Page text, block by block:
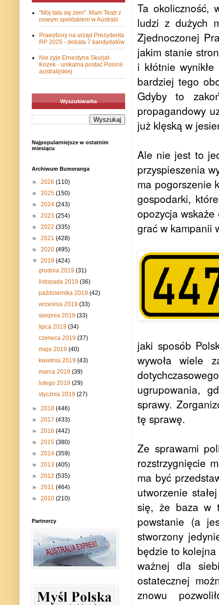
Ta okoliczność,
ludzi z dużych
Zjednoczonej
jakim stanie
i kłótnie
bardziej tego
Gdyby to
propagandowy
już klęską w
Ale nie jest to
przyspieszenia
ma pogorszenie
gospodarki,
opozycja
grać w kampanii
jaki sposób
wywoła wiele
ugrupowania,
sprawy.
tę sprawę.
Ze sprawami
rozstrzygnięcie
ma być
utworzenie
się, że baza w
powstanie (a
stworzony
będzie to
ważnej dla
ostatecznej
znowu
"Mój tata się żeni". Mam Teatr z
nowym spektaklem w Australii
Prawybory na urząd Prezydenta
RP 2025 - debata 7 kandydatów
Nie żyje Ernestyna Skurjat-
Kozek - unikalna postać Polonii
australijskiej
Wyszukiwarka
Najpopularniejsze w ostatnim
miesiącu
Archiwum Bumeranga
► 2026 (110)
► 2025 (150)
► 2024 (243)
► 2023 (254)
► 2022 (335)
► 2021 (428)
► 2020 (495)
▼ 2019 (424)
grudnia 2019(31)
listopada 2019(36)
października 2019(42)
września 2019(33)
sierpnia 2019(33)
lipca 2019(34)
czerwca 2019(37)
maja 2019(40)
kwietnia 2019(43)
marca 2019(39)
lutego 2019(29)
stycznia 2019(27)
► 2018 (446)
► 2017 (433)
► 2016 (442)
► 2015 (380)
► 2014 (359)
► 2013 (405)
► 2012 (535)
► 2011 (464)
► 2010 (210)
Partnerzy